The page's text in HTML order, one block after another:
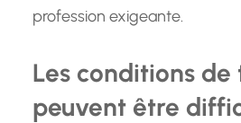
profession exigeante.
Les conditions de
peuvent être